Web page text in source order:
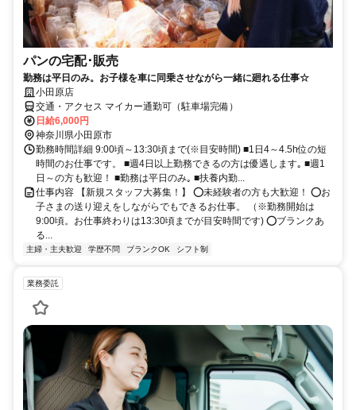
パンの宅配･販売
勤務は平日のみ。お子様を車に同乗させながら一緒に廻れる仕事☆
小田原店
交通・アクセス マイカー通勤可（駐車場完備）
日給6,000円
神奈川県小田原市
勤務時間詳細 9:00頃～13:30頃まで(※目安時間) ■1日4～4.5h位の短
時間のお仕事です。 ■週4日以上勤務できるの方は優遇します｡ ■週1
日～の方も歓迎！ ■勤務は平日のみ｡ ■扶養内勤...
仕事内容 【新規スタッフ大募集！】 ⭕未経験者の方も大歓迎！ ⭕お
子さまの送り迎えをしながらでもできるお仕事。 （※勤務開始は
9:00頃。お仕事終わりは13:30頃までが目安時間です) ⭕ブランクあ
る...
主婦・主夫歓迎 学歴不問 ブランクOK シフト制
業務委託